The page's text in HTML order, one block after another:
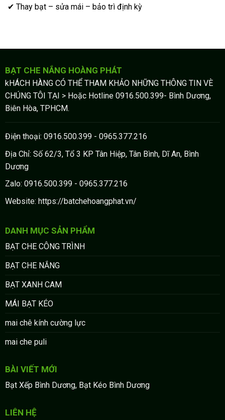
✔ Thay bạt – sửa mái – bảo trì định kỳ
BẠT CHE NẮNG HOÀNG PHÁT
kHÁCH HÀNG CÓ THỂ THAM KHẢO NHỮNG THÔNG TIN VÈ
CHÚNG TÔI TẠI > Hoặc Hotline 0916.500.399- Bình Dương,
Biên Hòa, TPHCM.
Điện thoại: 0916.500.399 - 0965.377.216
Địa Chỉ: Số 62/3, Tổ 3 KP Tân Hiệp, Tân Bình, Dĩ An, Bình
Dương
Zalo: 0916.500.399 - 0965.377.216
Website: https://batchehoangphat.vn/
DANH MỤC SẢN PHẨM
BẠT CHE CÔNG TRÌNH
BẠT CHE NẮNG
BẠT XANH CAM
MÁI BẠT KÉO
mai chê kính cường lực
mai che puli
BÀI VIẾT MỚI
Bạt Xếp Bình Dương, Bạt Kéo Bình Dương
LIÊN HỆ